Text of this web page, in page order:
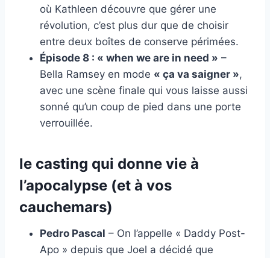
où Kathleen découvre que gérer une
révolution, c’est plus dur que de choisir
entre deux boîtes de conserve périmées.
Épisode 8 : « when we are in need » –
Bella Ramsey en mode « ça va saigner »,
avec une scène finale qui vous laisse aussi
sonné qu’un coup de pied dans une porte
verrouillée.
le casting qui donne vie à
l’apocalypse (et à vos
cauchemars)
Pedro Pascal – On l’appelle « Daddy Post-
Apo » depuis que Joel a décidé que